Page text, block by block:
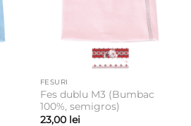
FESURI
Fes dublu M3 (Bumbac
100%, semigros)
23,00 lei